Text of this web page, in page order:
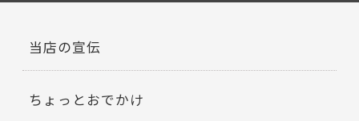
当店の宣伝
ちょっとおでかけ